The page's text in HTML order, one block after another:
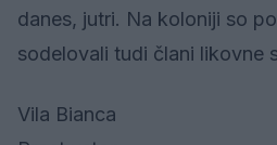
danes, jutri. Na koloniji so
sodelovali tudi člani likovne
Vila Bianca